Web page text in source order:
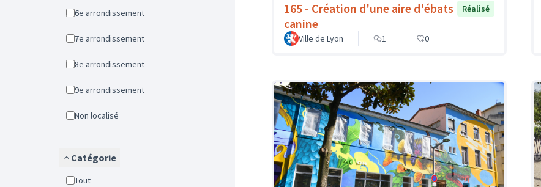
6e arrondissement
7e arrondissement
8e arrondissement
9e arrondissement
Non localisé
Catégorie
Tout
165 - Création d'une aire d'ébats
canine
Réalisé
Ville de Lyon 1 0